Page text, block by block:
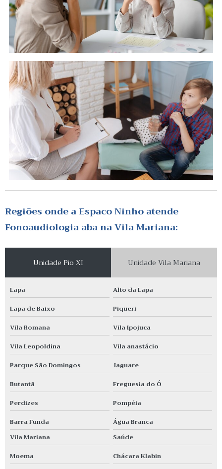
Regiões onde a Espaco Ninho atende
Fonoaudiologia aba na Vila Mariana:
Unidade Pio XI Unidade Vila Mariana
Lapa
Alto da Lapa
Lapa de Baixo
Piqueri
Vila Romana
Vila Ipojuca
Vila Leopoldina
Vila anastácio
Parque São Domingos
Jaguare
Butantã
Freguesia do Ó
Perdizes
Pompéia
Barra Funda
Água Branca
Vila Mariana
Saúde
Moema
Chácara Klabin